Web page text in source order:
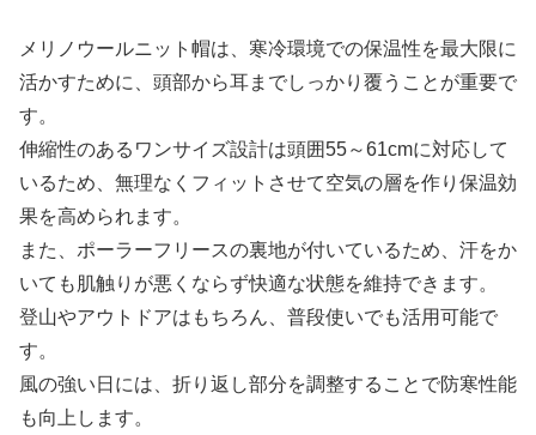
メリノウールニット帽は、寒冷環境での保温性を最大限に
活かすために、頭部から耳までしっかり覆うことが重要で
す。
伸縮性のあるワンサイズ設計は頭囲55～61cmに対応して
いるため、無理なくフィットさせて空気の層を作り保温効
果を高められます。
また、ポーラーフリースの裏地が付いているため、汗をか
いても肌触りが悪くならず快適な状態を維持できます。
登山やアウトドアはもちろん、普段使いでも活用可能で
す。
風の強い日には、折り返し部分を調整することで防寒性能
も向上します。